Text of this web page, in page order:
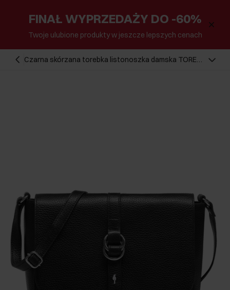
FINAŁ WYPRZEDAŻY DO -60%
Twoje ulubione produkty w jeszcze lepszych cenach
Czarna skórzana torebka listonoszka damska TORES-